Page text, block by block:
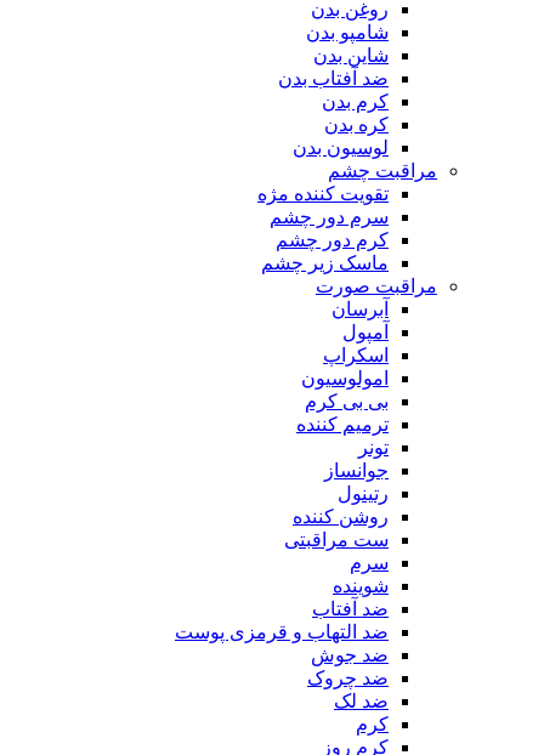
روغن بدن
شامپو بدن
شاین بدن
ضد آفتاب بدن
کرم بدن
کره بدن
لوسیون بدن
مراقبت چشم
تقویت کننده مژه
سرم دور چشم
کرم دور چشم
ماسک زیر چشم
مراقبت صورت
آبرسان
آمپول
اسکراپ
امولوسیون
بی بی کرم
ترمیم کننده
تونر
جوانساز
رتینول
روشن کننده
ست مراقبتی
سرم
شوینده
ضد آفتاب
ضد التهاب و قرمزی پوست
‌ضد جوش
ضد چروک
ضد لک
کرم
کرم روز